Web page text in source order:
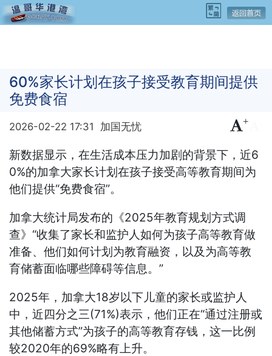
60%家长计划在孩子接受教育期间提供
免费食宿
2026-02-22 17:31 加国无忧 +
新数据显示，在生活成本压力加剧的背景下，近6
0%的加拿大家长计划在孩子接受高等教育期间为
他们提供“免费食宿”。
加拿大统计局发布的《2025年教育规划方式调
查》“收集了家长和监护人如何为孩子高等教育做
准备、他们如何计划为教育融资，以及为高等教
育储蓄面临哪些障碍等信息。”
2025年，加拿大18岁以下儿童的家长或监护人
中，近四分之三(71%)表示，他们正在“通过注册或
其他储蓄方式”为孩子的高等教育存钱，这一比例
较2020年的69%略有上升。